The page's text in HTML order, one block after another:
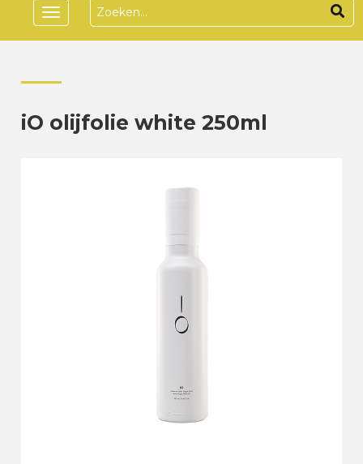
Toggle
iO olijfolie white 250ml